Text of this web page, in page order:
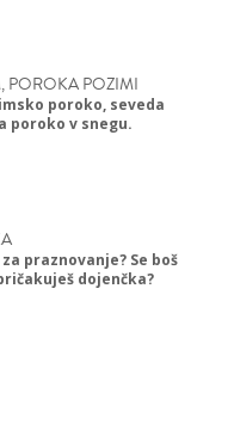
POROKA POZIMI
poroko, seveda
poroko v snegu.
praznovanje? Se boš
dojenčka?